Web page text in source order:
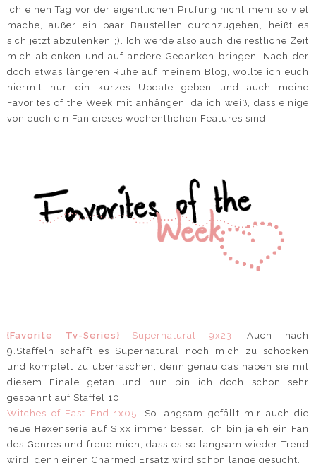
ich einen Tag vor der eigentlichen Prüfung nicht mehr so viel
mache, außer ein paar Baustellen durchzugehen, heißt es
sich jetzt abzulenken ;). Ich werde also auch die restliche Zeit
mich ablenken und auf andere Gedanken bringen. Nach der
doch etwas längeren Ruhe auf meinem Blog, wollte ich euch
hiermit nur ein kurzes Update geben und auch meine
Favorites of the Week mit anhängen, da ich weiß, dass einige
von euch ein Fan dieses wöchentlichen Features sind.
{Favorite Tv-Series} Supernatural 9x23:Auch nach
9.Staffeln schafft es Supernatural noch mich zu schocken
und komplett zu überraschen, denn genau das haben sie mit
diesem Finale getan und nun bin ich doch schon sehr
gespannt auf Staffel 10.
Witches of East End 1x05: So langsam gefällt mir auch die
neue Hexenserie auf Sixx immer besser. Ich bin ja eh ein Fan
des Genres und freue mich, dass es so langsam wieder Trend
wird, denn einen Charmed Ersatz wird schon lange gesucht.